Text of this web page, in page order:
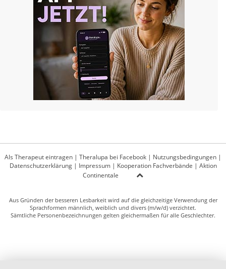
Als Therapeut eintragen | Theralupa bei Facebook | Nutzungsbedingungen |
Datenschutzerklärung| Impressum| Kooperation Fachverbände | Aktion
Continentale
Aus Gründen der besseren Lesbarkeit wird auf die gleichzeitige Verwendung der
Sprachformen männlich, weiblich und divers (m/w/d) verzichtet.
Sämtliche Personenbezeichnungen gelten gleichermaßen für alle Geschlechter.